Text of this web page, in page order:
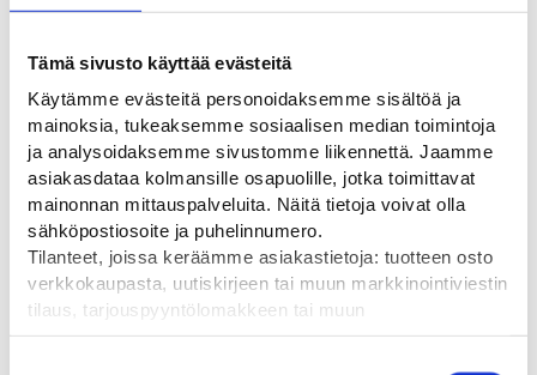
Tämä sivusto käyttää evästeitä
Käytämme evästeitä personoidaksemme sisältöä ja
mainoksia, tukeaksemme sosiaalisen median toimintoja
ja analysoidaksemme sivustomme liikennettä. Jaamme
asiakasdataa kolmansille osapuolille, jotka toimittavat
mainonnan mittauspalveluita. Näitä tietoja voivat olla
sähköpostiosoite ja puhelinnumero.
Tilanteet, joissa keräämme asiakastietoja: tuotteen osto
verkkokaupasta, uutiskirjeen tai muun markkinointiviestin
tilaus, tarjouspyyntölomakkeen tai muun
yhteydenottolomakkeen lähettäminen, käyttäjätilin
Tutustu myös